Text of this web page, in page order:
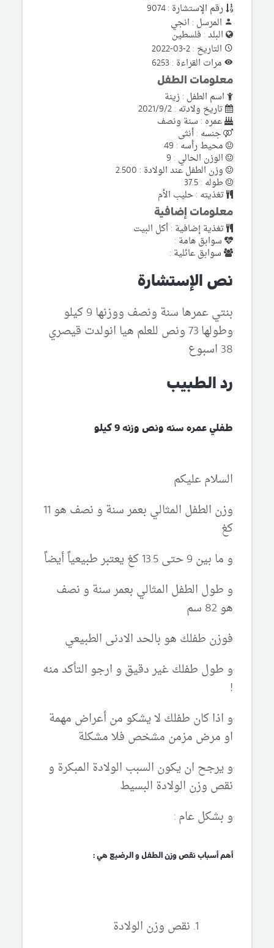
رقم الإستشارة : 9074
المرسل : انجي
البلد : فلسطين
التاريخ : 2-03-2022
مرات القراءة : 6253
معلومات الطفل
اسم الطفل : زينة
تاريخ ولادته : 2021/9/2
عمره : سنة ونصف
جنسه : أنثى
محيط رأسه : 49
الوزن الحالي : 9
وزن الطفل عند الولادة : 2.500
طوله : 37.5
تغذيته : حليب الأم
معلومات إضافية
تغذية إضافية : أكل البيت
سوابق هامة :
سوابق عائلية :
نص الإستشارة
بنتي عمرها سنة ونصف ووزنها 9 كيلو
وطولها 73 ونص للعلم هيا انولدت قيصري
38 اسبوع
رد الطبيب
طفلي عمره سنه ونص وزنه 9 كيلو
السلام عليكم
وزن الطفل المثالي بعمر سنة و نصف هو 11
كغ
و ما بين 9 حتى 13.5 كغ يعتبر طبيعياً أيضاً
و طول الطفل المثالي بعمر سنة و نصف
هو 82 سم
فوزن طفلك هو بالحد الادنى الطبيعي
و طول طفلك غير دقيق و ارجو التأكد منه
!
و اذا كان طفلك لا يشكو من أعراض مهمة
او مرض مزمن مشخص فلا مشكلة
و يرجح ان يكون السبب الولادة المبكرة و
نقص وزن الولادة البسيط
و بشكل عام :
أهم أسباب نقص وزن الطفل و الرضيع هي :
نقص وزن الولادة